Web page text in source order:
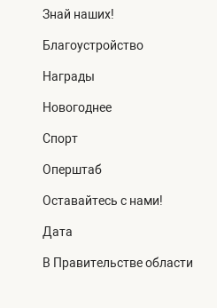
Знай наших!
Благоустройство
Награды
Новогоднее
Спорт
Оперштаб
Оставайтесь с нами!
Дата
В Правительстве области